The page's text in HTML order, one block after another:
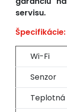
servisu.
Špecifikácie:
Wi-Fi
Senzor